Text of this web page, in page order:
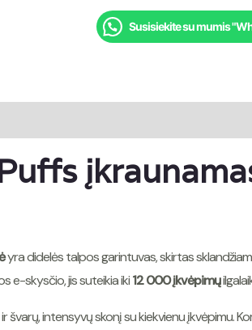
Susisiekite su mumis
yra didelės talpos garintuvas, skirtas
e-skysčio, jis suteikia iki12 000 įkvėpimų
intensyvų skonį su kiekvienu įkvėpimu.